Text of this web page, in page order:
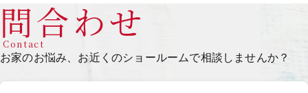
問合わせ
Contact
お家のお悩み、お近くのショールームで相談しませんか？